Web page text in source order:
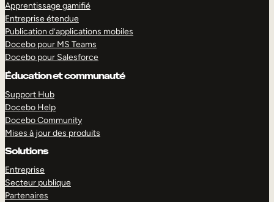
Apprentissage gamifié
Entreprise étendue
Publication d’applications mobiles
Docebo pour MS Teams
Docebo pour Salesforce
Éducation et communauté
Support Hub
Docebo Help
Docebo Community
Mises à jour des produits
Solutions
Entreprise
Secteur publique
Partenaires